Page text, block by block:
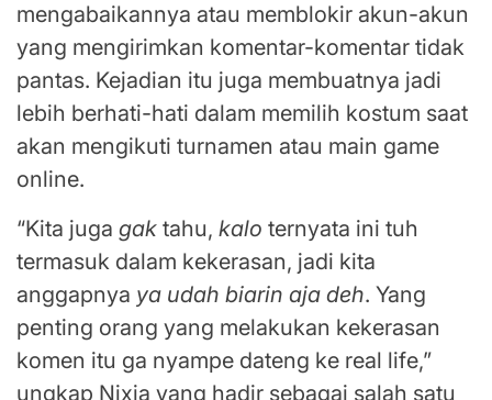
mengabaikannya atau memblokir akun-akun
yang mengirimkan komentar-komentar tidak
pantas. Kejadian itu juga membuatnya jadi
lebih berhati-hati dalam memilih kostum saat
akan mengikuti turnamen atau main game
online.
“Kita juga gak tahu, kalo ternyata ini tuh
termasuk dalam kekerasan, jadi kita
anggapnya ya udah biarin aja deh. Yang
penting orang yang melakukan kekerasan
komen itu ga nyampe dateng ke real life,”
ungkap Nixia yang hadir sebagai salah satu